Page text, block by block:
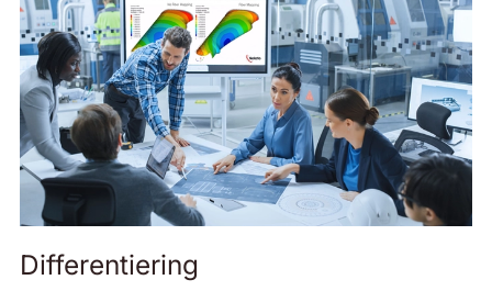
Differentiering